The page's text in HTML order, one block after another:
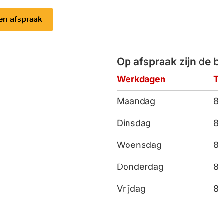
afspraak
Op afspraak zijn de
Werkdagen
Maandag
Dinsdag
Woensdag
Donderdag
Vrijdag